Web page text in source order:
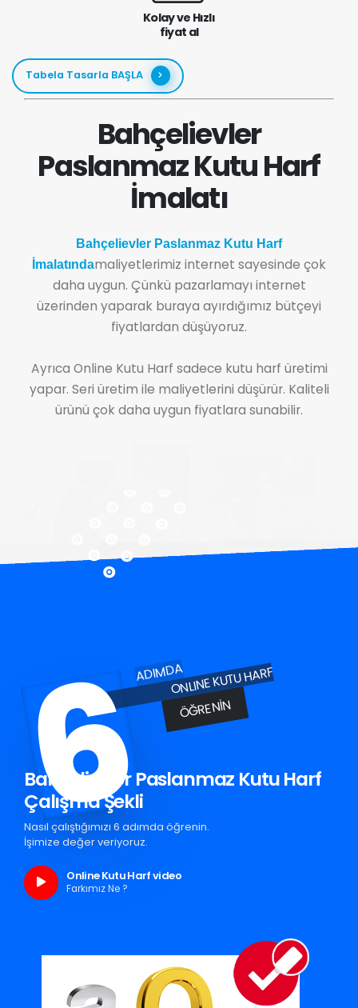
Kolay ve Hızlı
fiyat al
Tabela Tasarla BAŞLA
Bahçelievler
Paslanmaz Kutu Harf
İmalatı
Bahçelievler Paslanmaz Kutu Harf
İmalatındamaliyetlerimiz internet sayesinde çok
daha uygun. Çünkü pazarlamayı internet
üzerinden yaparak buraya ayırdığımız bütçeyi
fiyatlardan düşüyoruz.
Ayrıca Online Kutu Harf sadece kutu harf üretimi
yapar. Seri üretim ile maliyetlerini düşürür. Kaliteli
ürünü çok daha uygun fiyatlara sunabilir.
6ADIMDAONLINE KUTU HARF
ÖĞRENIN
Bahçelievler Paslanmaz Kutu Harf
Çalışma Şekli
Nasıl çalıştığımızı 6 adımda öğrenin.
İşimize değer veriyoruz.
Online Kutu Harf video
Farkımız Ne ?